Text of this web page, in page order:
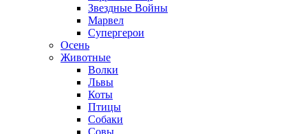
Звездные Войны
Марвел
Супергерои
Осень
Животные
Волки
Львы
Коты
Птицы
Собаки